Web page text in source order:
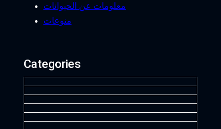
معلومات عن الحيوانات
منوعات
Categories